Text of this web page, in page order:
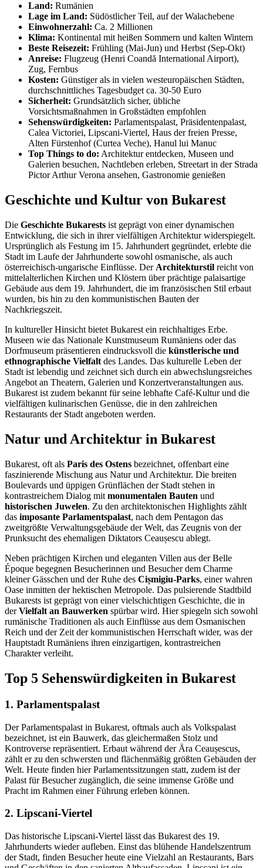
Land: Rumänien
Lage im Land: Südöstlicher Teil, auf der Walachebene
Einwohnerzahl: Ca. 2 Millionen
Klima: Kontinental mit heißen Sommern und kalten Wintern
Beste Reisezeit: Frühling (Mai-Jun) und Herbst (Sep-Okt)
Anreise: Flugzeug (Henri Coandă International Airport),
Zug, Fernbus
Kosten: Günstiger als in vielen westeuropäischen Städten,
durchschnittliches Tagesbudget ca. 30-50 Euro
Sicherheit: Grundsätzlich sicher, übliche
Vorsichtsmaßnahmen in Großstädten empfohlen
Sehenswürdigkeiten: Parlamentspalast, Präsidentenpalast,
Calea Victoriei, Lipscani-Viertel, Haus der freien Presse,
Alten Fürstenhof (Curtea Veche), Hanul lui Manuc
Top Things to do: Architektur entdecken, Museen und
Galerien besuchen, Nachtleben erleben, Streetart in der Strada
Pictor Arthur Verona ansehen, Gastronomie genießen
Geschichte und Kultur von Bukarest
Die Geschichte Bukarests ist geprägt von einer dynamischen
Entwicklung, die sich in ihrer vielfältigen Architektur widerspiegelt.
Ursprünglich als Festung im 15. Jahrhundert gegründet, erlebte die
Stadt im Laufe der Jahrhunderte sowohl osmanische, als auch
österreichisch-ungarische Einflüsse. Der Architekturstil reicht von
mittelalterlichen Kirchen und Klöstern über prächtige palaisartige
Gebäude aus dem 19. Jahrhundert, die im französischen Stil erbaut
wurden, bis hin zu den kommunistischen Bauten der
Nachkriegszeit.
In kultureller Hinsicht bietet Bukarest ein reichhaltiges Erbe.
Museen wie das Nationale Kunstmuseum Rumäniens oder das
Dorfmuseum präsentieren eindrucksvoll die künstlerische und
ethnographische Vielfalt des Landes. Das kulturelle Leben der
Stadt ist lebendig und zeichnet sich durch ein abwechslungsreiches
Angebot an Theatern, Galerien und Konzertveranstaltungen aus.
Bukarest ist zudem bekannt für seine lebhafte Café-Kultur und die
vielfältigen kulinarischen Genüsse, die in den zahlreichen
Restaurants der Stadt angeboten werden.
Natur und Architektur in Bukarest
Bukarest, oft als Paris des Ostens bezeichnet, offenbart eine
faszinierende Mischung aus Natur und Architektur. Die breiten
Boulevards und üppigen Grünflächen der Stadt stehen in
kontrastreichem Dialog mit monumentalen Bauten und
historischen Juwelen. Zu den architektonischen Highlights zählt
das imposante Parlamentspalast, nach dem Pentagon das
zweitgrößte Verwaltungsgebäude der Welt, das Zeugnis von der
Prunksucht des ehemaligen Diktators Ceaușescu ablegt.
Neben prächtigen Kirchen und eleganten Villen aus der Belle
Époque begegnen Besucherinnen und Besucher dem Charme
kleiner Gässchen und der Ruhe des Cișmigiu-Parks, einer wahren
Oase inmitten der hektischen Metropole. Das pulsierende Stadtbild
Bukarests ist geprägt von einer vielschichtigen Geschichte, die in
derVielfalt an Bauwerken spürbar wird. Hier spiegeln sich sowohl
rumänische Traditionen als auch Einflüsse aus dem Osmanischen
Reich und der Zeit der kommunistischen Herrschaft wider, was der
Hauptstadt Rumäniens ihren einzigartigen, kontrastreichen
Charakter verleiht.
Top 5 Sehenswürdigkeiten in Bukarest
1. Parlamentspalast
Der Parlamentspalast in Bukarest, oftmals auch als Volkspalast
bezeichnet, ist ein Bauwerk, das gleichermaßen Stolz und
Kontroverse repräsentiert. Erbaut während der Ära Ceaușescus,
zählt er zu den schwersten und flächenmäßig größten Gebäuden der
Welt. Heute finden hier Parlamentssitzungen statt, zudem ist der
Palast für Besucher zugänglich, die seine immense Größe und
Pracht im Rahmen einer Führung erleben können.
2. Lipscani-Viertel
Das historische Lipscani-Viertel lässt das Bukarest des 19.
Jahrhunderts wieder aufleben. Einst das blühende Handelszentrum
der Stadt, finden Besucher heute eine Vielzahl an Restaurants, Bars